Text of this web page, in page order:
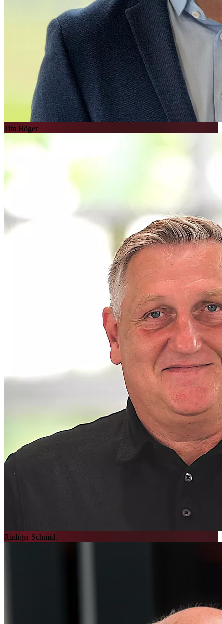
Tim Böger
Rüdiger Schmidt